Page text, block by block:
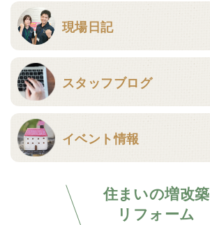
現場日記
スタッフブログ
イベント情報
住まいの増改築
リフォーム